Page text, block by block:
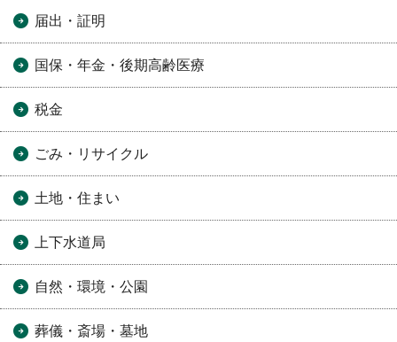
届出・証明
国保・年金・後期高齢医療
税金
ごみ・リサイクル
土地・住まい
上下水道局
自然・環境・公園
葬儀・斎場・墓地